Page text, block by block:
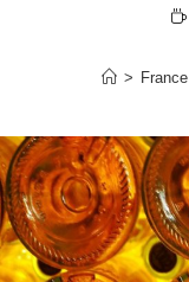
> France